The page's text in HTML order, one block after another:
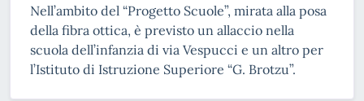
Nell’ambito del “Progetto Scuole”, mirata alla posa
della fibra ottica, è previsto un allaccio nella
scuola dell’infanzia di via Vespucci e un altro per
l’Istituto di Istruzione Superiore “G. Brotzu”.